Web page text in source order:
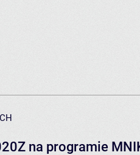
na programie